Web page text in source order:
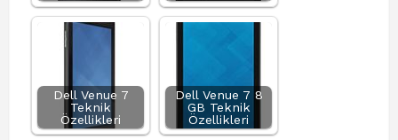
Dell Venue 7
Teknik
Özellikleri
Dell Venue 7 8
GB Teknik
Özellikleri